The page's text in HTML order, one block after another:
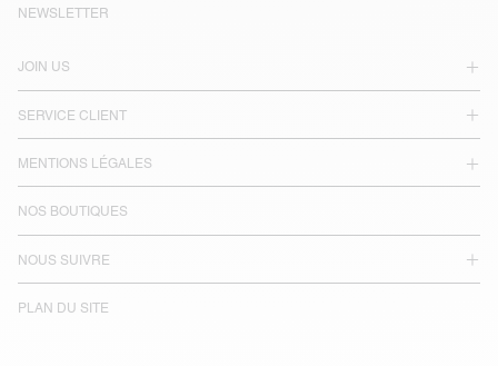
JOIN US
SERVICE CLIENT
MENTIONS LÉGALES
NOS BOUTIQUES
NOUS SUIVRE
PLAN DU SITE
NEWSLETTER